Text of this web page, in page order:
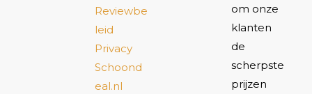
Reviewbe
leid
Privacy
Schoond
eal.nl
om onze
klanten
de
scherpste
prijzen